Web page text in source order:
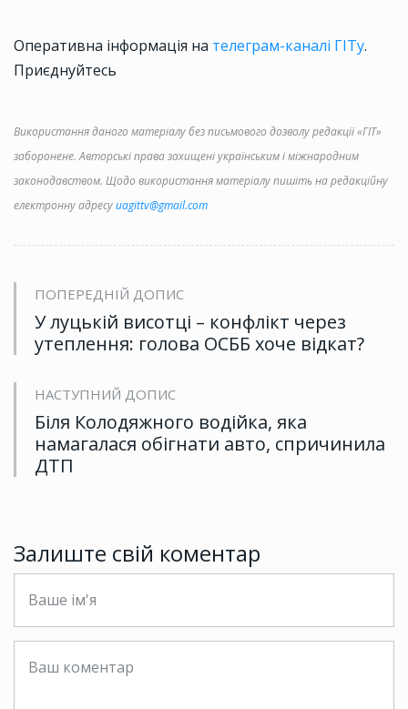
Оперативна інформація на телеграм-каналі ГІТу.
Приєднуйтесь
Використання даного матеріалу без письмового дозволу редакції «ГІТ»
заборонене. Авторські права захищені українським і міжнародним
законодавством. Щодо використання матеріалу пишіть на редакційну
електронну адресуuagittv@gmail.com
ПОПЕРЕДНІЙ ДОПИС
У луцькій висотці – конфлікт через
утеплення: голова ОСББ хоче відкат?
НАСТУПНИЙ ДОПИС
Біля Колодяжного водійка, яка
намагалася обігнати авто, спричинила
ДТП
Залиште свій коментар